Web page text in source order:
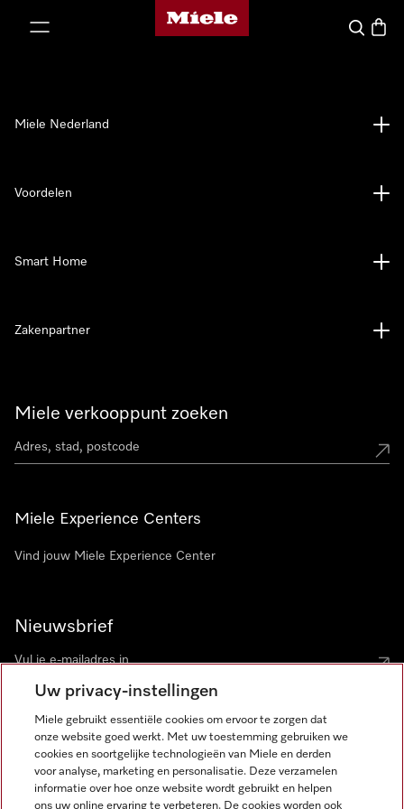
Homepage van Miele
Wat zoek
Miele verkooppunt zoeken
Miele Experience Centers
Vind jouw Miele Experience Center
Nieuwsbrief
Miele Nederland
Voordelen
Smart Home
Zakenpartner
Miele op Instagram
Miele op Facebook
Miele op Youtube
Uw privacy-instellingen
Miele gebruikt essentiële cookies om ervoor te zorgen dat
onze website goed werkt. Met uw toestemming gebruiken we
cookies en soortgelijke technologieën van Miele en derden
voor analyse, marketing en personalisatie. Deze verzamelen
informatie over hoe onze website wordt gebruikt en helpen
ons uw online ervaring te verbeteren. De cookies worden ook